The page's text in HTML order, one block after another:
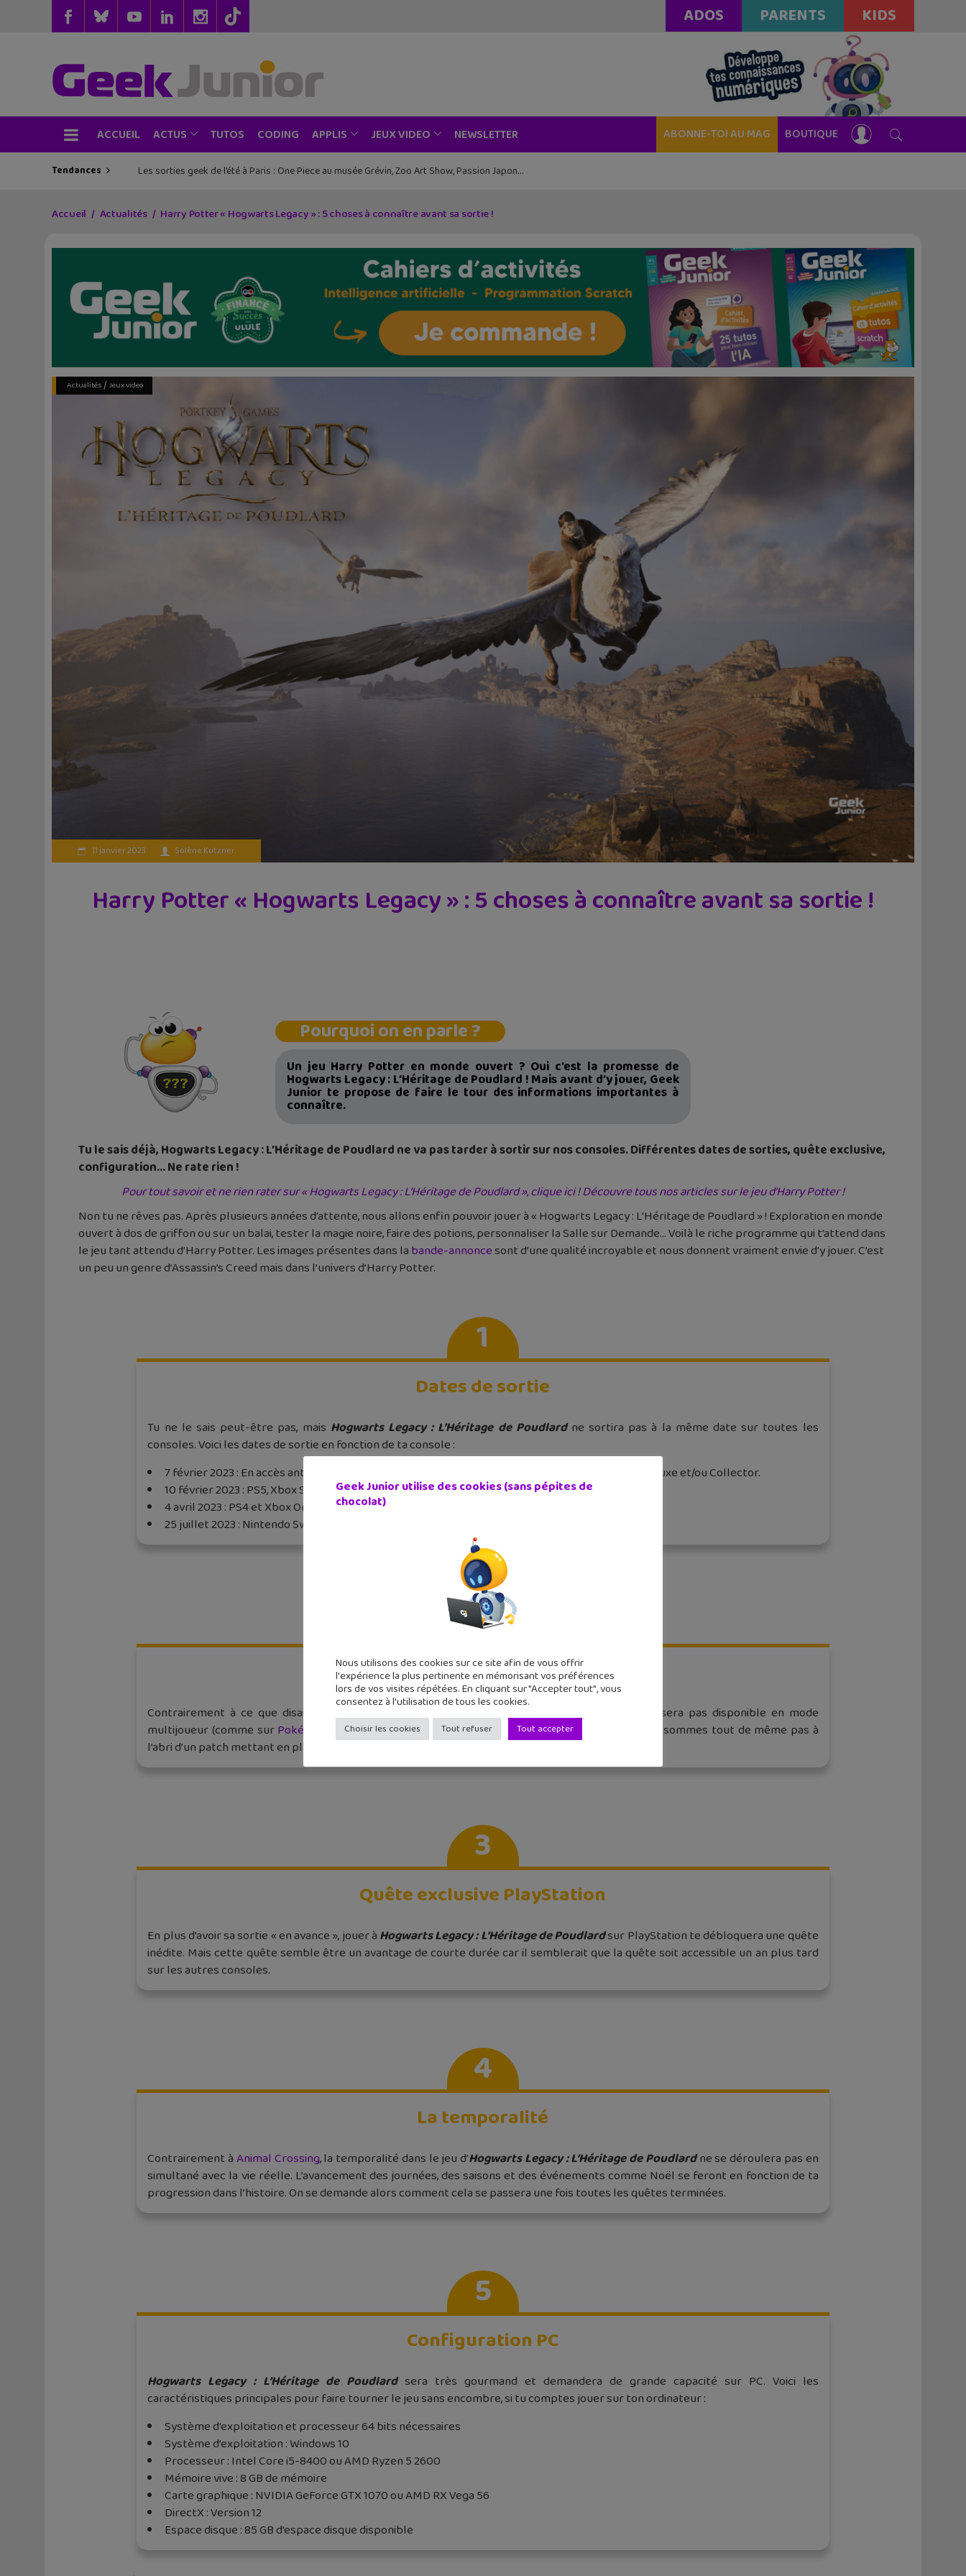
ADOS PARENTS KIDS
ACCUEIL ACTUS TUTOS CODING APPLIS JEUX VIDEO NEWSLETTER ABONNE-TOI AU MAG BOUTIQUE
Tendances Les sorties geek de l’été à Paris : One Piece au musée Grévin, Zoo Art Show, Passion Japon…
Accueil Actualités Harry Potter « Hogwarts Legacy » : 5 choses à connaître avant sa sortie !
Actualités/ Jeux video
11 janvier 2023 Solène Kutzner
Harry Potter « Hogwarts Legacy » : 5 choses à connaître avant sa sortie !
Pourquoi on en parle ?
Un jeu Harry Potter en monde ouvert ? Oui c’est la promesse de
Hogwarts Legacy : L’Héritage de Poudlard ! Mais avant d’y jouer, Geek
Junior te propose de faire le tour des informations importantes à
connaître.
Tu le sais déjà, Hogwarts Legacy : L’Héritage de Poudlard ne va pas tarder à sortir sur nos consoles. Différentes dates de sorties, quête exclusive,
configuration… Ne rate rien !
Pour tout savoir et ne rien rater sur « Hogwarts Legacy : L’Héritage de Poudlard », clique ici ! Découvre tous nos articles sur le jeu d’Harry Potter !
Non tu ne rêves pas. Après plusieurs années d’attente, nous allons enfin pouvoir jouer à « Hogwarts Legacy : L’Héritage de Poudlard » ! Exploration en monde
ouvert à dos de griffon ou sur un balai, tester la magie noire, faire des potions, personnaliser la Salle sur Demande… Voilà le riche programme qui t’attend dans
le jeu tant attendu d’Harry Potter. Les images présentes dans labande-annoncesont d’une qualité incroyable et nous donnent vraiment envie d’y jouer. C’est
un peu un genre d’Assassin’s Creed mais dans l’univers d’Harry Potter.
1
Dates de sortie
Tu ne le sais peut-être pas, mais Hogwarts Legacy : L’Héritage de Poudlard ne sortira pas à la même date sur toutes les
consoles. Voici les dates de sortie en fonction de ta console :
7 février 2023 : En accès anticipé sur PS5, Xbox Series X/S et PC, uniquement pour les éditions Deluxe et/ou Collector.
10 février 2023 : PS5, Xbox Series X/S et PC
4 avril 2023 : PS4 et Xbox One
25 juillet 2023 : Nintendo Switch
2
Pas de multijoueur
Contrairement à ce que disaient les rumeurs,Hogwarts Legacy : L’Héritage de Poudlard
ne sera pas disponible en mode
multijoueur (comme surPokémon Ecarlate et Violet
). L’aventure entière se fera en solo. Nous ne sommes tout de même pas à
l’abri d’un patch mettant en place le multijoueur.
3
Quête exclusive PlayStation
En plus d’avoir sa sortie « en avance », jouer àHogwarts Legacy : L’Héritage de Poudlardsur PlayStation te débloquera une quête
inédite. Mais cette quête semble être un avantage de courte durée car il semblerait que la quête soit accessible un an plus tard
sur les autres consoles.
4
La temporalité
Contrairement àAnimal Crossing, la temporalité dans le jeu d’Hogwarts Legacy : L’Héritage de Poudlardne se déroulera pas en
simultané avec la vie réelle. L’avancement des journées, des saisons et des événements comme Noël se feront en fonction de ta
progression dans l’histoire. On se demande alors comment cela se passera une fois toutes les quêtes terminées.
5
Configuration PC
Hogwarts Legacy : L’Héritage de Poudlardsera très gourmand et demandera de grande capacité sur PC. Voici les
caractéristiques principales pour faire tourner le jeu sans encombre, si tu comptes jouer sur ton ordinateur :
Système d’exploitation et processeur 64 bits nécessaires
Système d’exploitation : Windows 10
Processeur : Intel Core i5-8400 ou AMD Ryzen 5 2600
Mémoire vive : 8 GB de mémoire
Carte graphique : NVIDIA GeForce GTX 1070 ou AMD RX Vega 56
DirectX : Version 12
Espace disque : 85 GB d’espace disque disponible
Geek Junior utilise des cookies (sans pépites de
chocolat)
Nous utilisons des cookies sur ce site afin de vous offrir
l'expérience la plus pertinente en mémorisant vos préférences
lors de vos visites répétées. En cliquant sur "Accepter tout", vous
consentez à l'utilisation de tous les cookies.
Choisir les cookies Tout refuser Tout accepter